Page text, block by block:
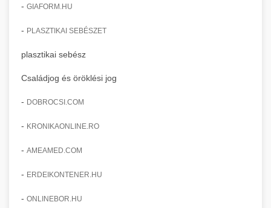
- GIAFORM.HU
- PLASZTIKAI SEBÉSZET
plasztikai sebész
Családjog és öröklési jog
- DOBROCSI.COM
- KRONIKAONLINE.RO
- AMEAMED.COM
- ERDEIKONTENER.HU
- ONLINEBOR.HU